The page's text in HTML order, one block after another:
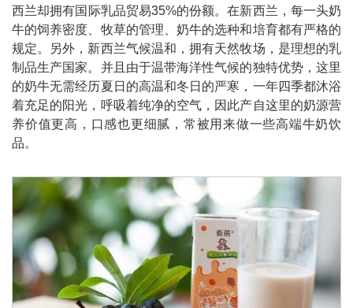
西兰却拥有国际乳品贸易35%的份额。在新西兰，每一头奶
牛的饲养密度、牧草的管理、奶牛的选种和培育都有严格的
规定。另外，新西兰气候温和，拥有天然牧场，是理想的乳
制品生产国家。并且由于温带海洋性气候的独特优势，这里
的奶牛无需经历夏日的高温和冬日的严寒，一年四季都沐浴
着充足的阳光，呼吸着纯净的空气，因此产自这里的奶源营
养价值更高，口感也更细腻，常被用来做一些高端牛奶饮
品。